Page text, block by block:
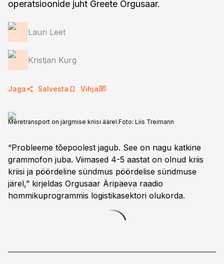
operatsioonide juht Greete Orgusaar.
Lauri Leet
Kristjan Kurg
Jaga Salvesta Vihja
Meretransport on järgmise kriisi äärel.Foto: Liis Treimann
“Probleeme tõepoolest jagub. See on nagu katkine
grammofon juba. Viimased 4-5 aastat on olnud kriis
kriisi ja pöördeline sündmus pöördelise sündmuse
järel,” kirjeldas Orgusaar Äripäeva raadio
hommikuprogrammis logistikasektori olukorda.